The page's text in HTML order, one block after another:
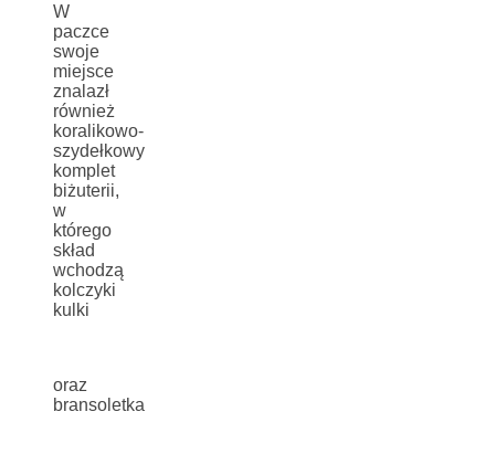
W
paczce
swoje
miejsce
znalazł
również
koralikowo-
szydełkowy
komplet
biżuterii,
w
którego
skład
wchodzą
kolczyki
kulki
oraz
bransoletka